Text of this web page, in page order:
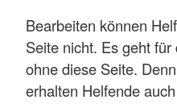
Bearbeiten können
Seite nicht. Es geht
ohne diese Seite.
erhalten Helfende